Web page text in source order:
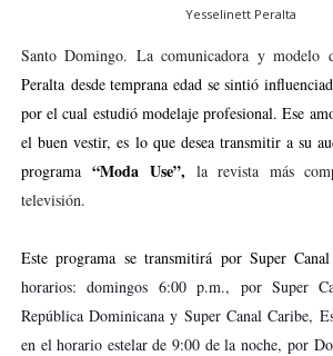
Yesselinett Peralta
Santo Domingo. La comunicadora y modelo
Peralta desde temprana edad se sintió
por el cual estudió modelaje profesional. Ese
el buen vestir, es lo que desea transmitir a su
programa“Moda Use”, la revista más
televisión.
Este programa se transmitirá por Super
horarios: domingos 6:00 p.m., por Super
República Dominicana y Super Canal Caribe,
en el horario estelar de 9:00 de la noche, por